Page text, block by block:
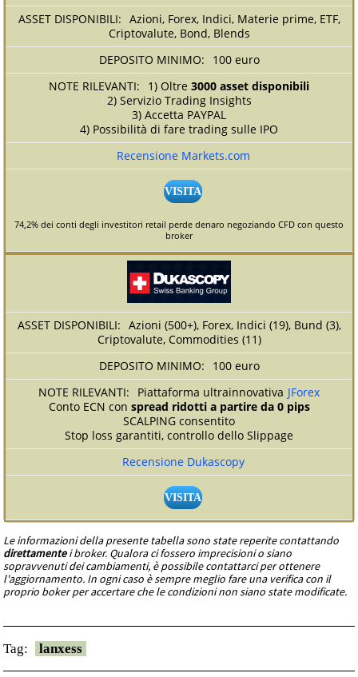
Azioni, Forex, Indici, Materie prime, ETF,
Criptovalute, Bond, Blends
100 euro
1) Oltre 3000 asset disponibili
2) Servizio Trading Insights
3) Accetta PAYPAL
4) Possibilità di fare trading sulle IPO
Recensione Markets.com
VISITA
74,2% dei conti degli investitori retail perde denaro negoziando CFD con questo
broker
Azioni (500+), Forex, Indici (19), Bund (3),
Criptovalute, Commodities (11)
100 euro
Piattaforma ultrainnovativa JForex
Conto ECN con spread ridotti a partire da 0 pips
SCALPING consentito
Stop loss garantiti, controllo dello Slippage
Recensione Dukascopy
VISITA
Le informazioni della presente tabella sono state reperite contattando
direttamentei broker. Qualora ci fossero imprecisioni o siano
sopravvenuti dei cambiamenti, è possibile contattarci per ottenere
l'aggiornamento. In ogni caso è sempre meglio fare una verifica con il
proprio boker per accertare che le condizioni non siano state modificate.
Tag: lanxess